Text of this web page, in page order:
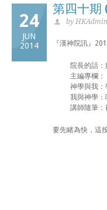
24
JUN
2014
第四十期
by HKAdmin
『漢神院訊』
院長的
主編專欄
神學
我與神
講師隨
要先睹為快，這